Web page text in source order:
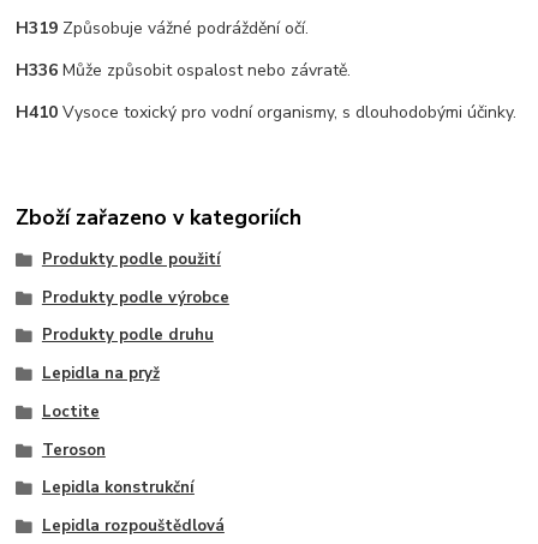
H319 Způsobuje vážné podráždění očí.
H336Může způsobit ospalost nebo závratě.
H410Vysoce toxický pro vodní organismy, s dlouhodobými účinky.
Zboží zařazeno v kategoriích
Produkty podle použití
Produkty podle výrobce
Produkty podle druhu
Lepidla na pryž
Loctite
Teroson
Lepidla konstrukční
Lepidla rozpouštědlová